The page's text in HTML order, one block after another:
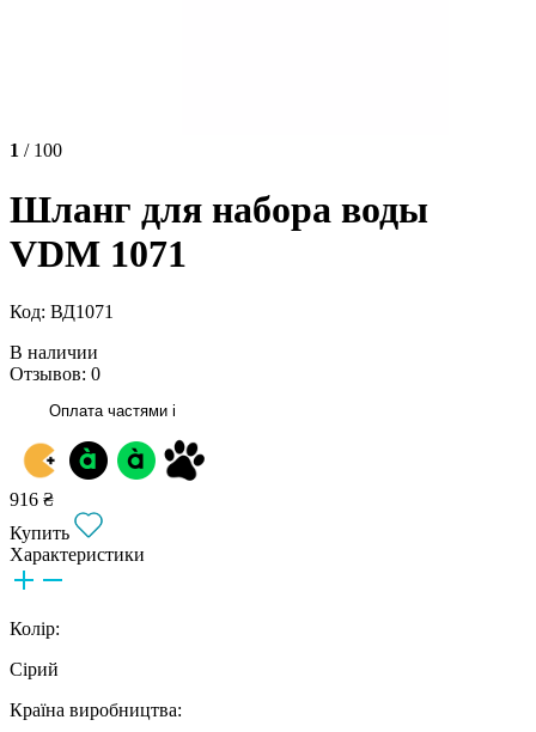
1 / 100
Шланг для набора воды
VDM 1071
Код: ВД1071
В наличии
Отзывов: 0
Оплата частями i
916 ₴
Купить
Характеристики
Колір:
Сірий
Країна виробництва: